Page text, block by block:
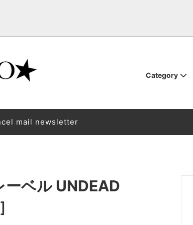
Category
binding
BURTON STEPON
PRISM
Posest
SAMPLE
BURTON STEP ON BURTON
POSSESSED
"NAGARE STIX"
[Test drive] NOVEMBER 26-27
Models
mail newsletter
ーベル UNDEAD